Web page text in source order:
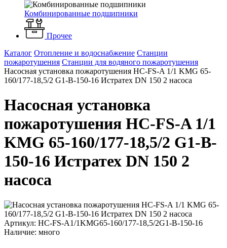
Комбинированные подшипники
Прочее
Каталог Отопление и водоснабжение Станции
пожаротушения Станции для водяного пожаротушения
Насосная установка пожаротушения HC-FS-A 1/1 KMG 65-
160/177-18,5/2 G1-B-150-16 Истратех DN 150 2 насоса
Насосная установка
пожаротушения HC-FS-A 1/1
KMG 65-160/177-18,5/2 G1-B-
150-16 Истратех DN 150 2
насоса
Артикул: HC-FS-A1/1KMG65-160/177-18,5/2G1-B-150-16
Наличие: много